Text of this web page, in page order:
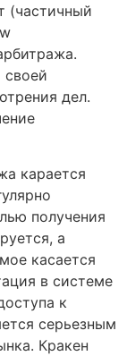
(частичный
своей
дел.
карается
получения
а
касается
в системе
к
серьезным
Кракен